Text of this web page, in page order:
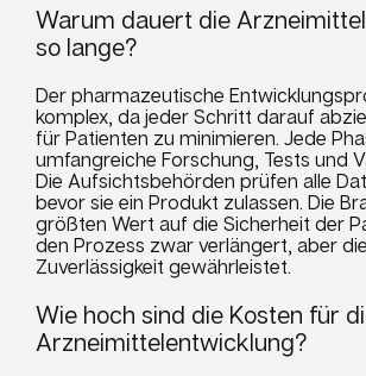
Warum dauert die
so lange?
Der pharmazeutische
komplex, da jeder Schritt darauf
für Patienten zu minimieren. Jede
umfangreiche Forschung, Tests und
Die Aufsichtsbehörden prüfen alle
bevor sie ein Produkt zulassen. Die
größten Wert auf die Sicherheit der
den Prozess zwar verlängert, aber die
Zuverlässigkeit gewährleistet.
Wie hoch sind die Kosten für
Arzneimittelentwicklung?